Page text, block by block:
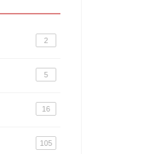
2
5
16
105